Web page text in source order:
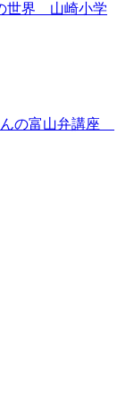
世界 山崎小学
んの富山弁講座